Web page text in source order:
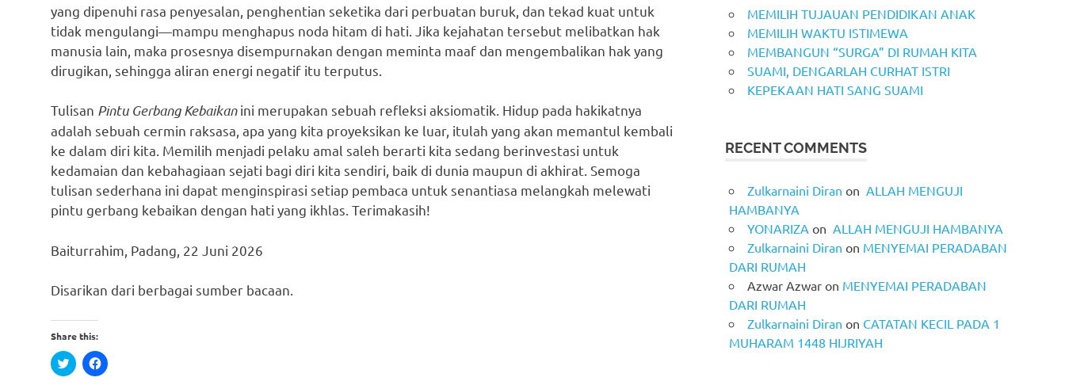
yang dipenuhi rasa penyesalan, penghentian seketika dari perbuatan buruk, dan tekad kuat untuk
tidak mengulangi—mampu menghapus noda hitam di hati. Jika kejahatan tersebut melibatkan hak
manusia lain, maka prosesnya disempurnakan dengan meminta maaf dan mengembalikan hak yang
dirugikan, sehingga aliran energi negatif itu terputus.
Tulisan Pintu Gerbang Kebaikanini merupakan sebuah refleksi aksiomatik. Hidup pada hakikatnya
adalah sebuah cermin raksasa, apa yang kita proyeksikan ke luar, itulah yang akan memantul kembali
ke dalam diri kita. Memilih menjadi pelaku amal saleh berarti kita sedang berinvestasi untuk
kedamaian dan kebahagiaan sejati bagi diri kita sendiri, baik di dunia maupun di akhirat. Semoga
tulisan sederhana ini dapat menginspirasi setiap pembaca untuk senantiasa melangkah melewati
pintu gerbang kebaikan dengan hati yang ikhlas. Terimakasih!
Baiturrahim, Padang, 22 Juni 2026
Disarikan dari berbagai sumber bacaan.
Share this:
Click
to
Click
to
MEMILIH TUJAUAN PENDIDIKAN ANAK
MEMILIH WAKTU ISTIMEWA
MEMBANGUN “SURGA” DI RUMAH KITA
SUAMI, DENGARLAH CURHAT ISTRI
KEPEKAAN HATI SANG SUAMI
RECENT COMMENTS
Zulkarnaini Diran on ALLAH MENGUJI
HAMBANYA
YONARIZA on ALLAH MENGUJI HAMBANYA
Zulkarnaini Diran on MENYEMAI PERADABAN
DARI RUMAH
Azwar Azwar on MENYEMAI PERADABAN
DARI RUMAH
Zulkarnaini Diran on CATATAN KECIL PADA 1
MUHARAM 1448 HIJRIYAH